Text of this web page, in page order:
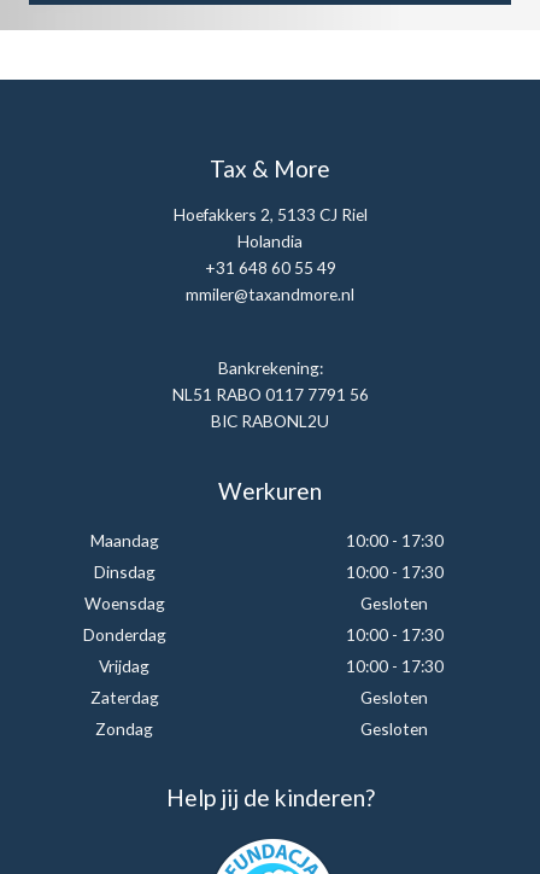
Tax & More
Hoefakkers 2, 5133 CJ Riel
Holandia
+31 648 60 55 49
mmiler@taxandmore.nl
Bankrekening:
NL51 RABO 0117 7791 56
BIC RABONL2U
Werkuren
Maandag
10:00 - 17:30
Dinsdag
10:00 - 17:30
Woensdag
Gesloten
Donderdag
10:00 - 17:30
Vrijdag
10:00 - 17:30
Zaterdag
Gesloten
Zondag
Gesloten
Help jij de kinderen?